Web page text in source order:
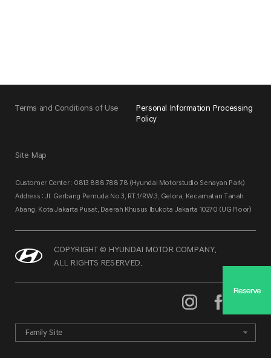
Reserve
Terms and Conditions of Use
Personal Information Processing
Policy
Site Map
Customer Center : 0813 888 788 78 (Hyundai Motorstudio Senayan Park)
Address : Jl. Gerbang Pemuda No.3, RT.1/RW.3, Gelora, Kecamatan Tanah
Abang, Kota Jakarta Pusat, Daerah Khusus Ibukota Jakarta 10270 (UG Floor)
COPYRIGHT © HYUNDAI MOTOR COMPANY.
ALL RIGHTS RESERVED.
Family Site